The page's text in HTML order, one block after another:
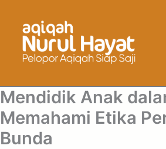
Mendidik Anak
Memahami Etika
Bunda